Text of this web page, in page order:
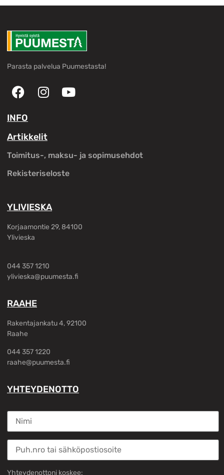
Parasta palvelua Puumestasta!
INFO
Artikkelit
Toimitus-, maksu- ja sopimusehdot
Rekisteriseloste
YLIVIESKA
Korjaamontie 29, 84100
Ylivieska
044 357 1210
ylivieska@puumesta.fi
RAAHE
Rakentajankatu 4, 92100
Raahe
044 357 1220
raahe@puumesta.fi
YHTEYDENOTTO
Yhteydenottoni koskee: